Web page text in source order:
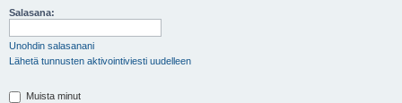
Salasana:
Unohdin salasanani
Lähetä tunnusten aktivointiviesti uudelleen
Muista minut